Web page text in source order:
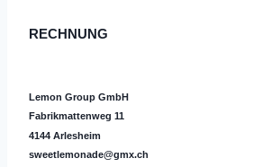
RECHNUNG
Lemon Group GmbH
Fabrikmattenweg 11
4144 Arlesheim
sweetlemonade@gmx.ch